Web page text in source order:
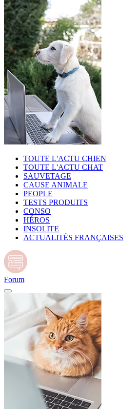
TOUTE L'ACTU CHIEN
TOUTE L'ACTU CHAT
SAUVETAGE
CAUSE ANIMALE
PEOPLE
TESTS PRODUITS
CONSO
HÉROS
INSOLITE
ACTUALITÉS FRANÇAISES
Forum